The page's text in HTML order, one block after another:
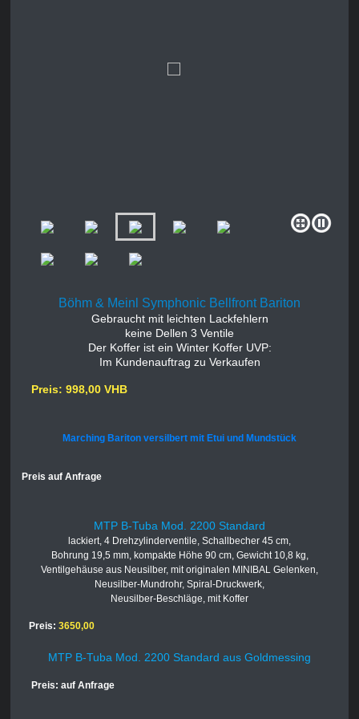
Böhm & Meinl Symphonic Bellfront Bariton
Gebraucht mit leichten Lackfehlern
keine Dellen 3 Ventile
Der Koffer ist ein Winter Koffer UVP:
Im Kundenauftrag zu Verkaufen
Preis: 998,00 VHB
Marching Bariton versilbert mit Etui und Mundstück
Preis auf Anfrage
MTP B-Tuba Mod. 2200 Standard
lackiert, 4 Drehzylinderventile, Schallbecher 45 cm,
Bohrung 19,5 mm, kompakte Höhe 90 cm, Gewicht 10,8 kg,
Ventilgehäuse aus Neusilber, mit originalen MINIBAL Gelenken,
Neusilber-Mundrohr, Spiral-Druckwerk,
Neusilber-Beschläge, mit Koffer
Preis: 3650,00
MTP B-Tuba Mod. 2200 Standard aus Goldmessing
Preis: auf Anfrage